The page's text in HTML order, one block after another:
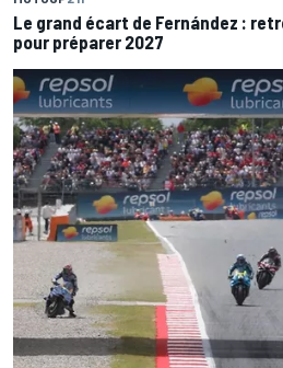
Le grand écart de Fernández :
pour préparer 2027